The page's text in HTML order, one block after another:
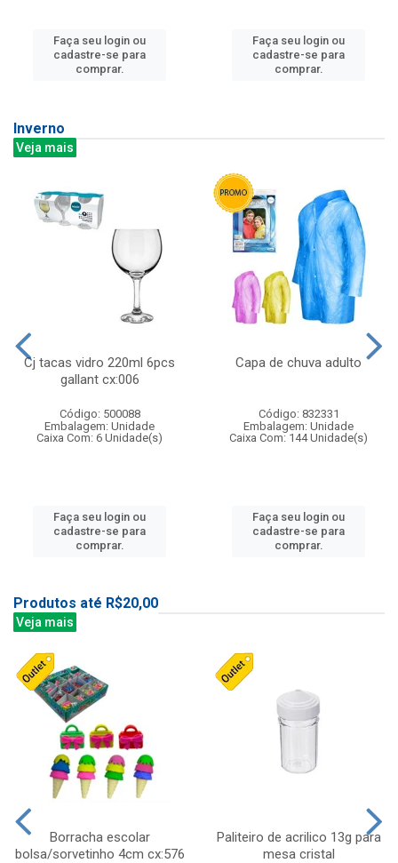
Faça seu login ou
cadastre-se para
comprar.
Faça seu login ou
cadastre-se para
comprar.
Inverno
Veja mais
Cj tacas vidro 220ml 6pcs
gallant cx:006
Código: 500088
Embalagem: Unidade
Caixa Com: 6 Unidade(s)
Faça seu login ou
cadastre-se para
comprar.
Capa de chuva adulto
Código: 832331
Embalagem: Unidade
Caixa Com: 144 Unidade(s)
Faça seu login ou
cadastre-se para
comprar.
Produtos até R$20,00
Veja mais
Borracha escolar
bolsa/sorvetinho 4cm cx:576
Paliteiro de acrilico 13g para
mesa cristal